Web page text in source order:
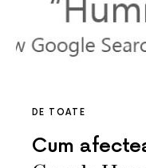
DE TOATE
Cum